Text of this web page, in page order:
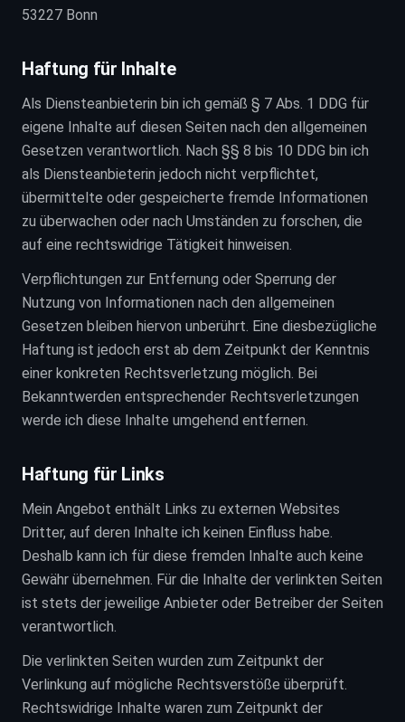
53227 Bonn
Haftung für Inhalte
Als Diensteanbieterin bin ich gemäß § 7 Abs. 1 DDG für
eigene Inhalte auf diesen Seiten nach den allgemeinen
Gesetzen verantwortlich. Nach §§ 8 bis 10 DDG bin ich
als Diensteanbieterin jedoch nicht verpflichtet,
übermittelte oder gespeicherte fremde Informationen
zu überwachen oder nach Umständen zu forschen, die
auf eine rechtswidrige Tätigkeit hinweisen.
Verpflichtungen zur Entfernung oder Sperrung der
Nutzung von Informationen nach den allgemeinen
Gesetzen bleiben hiervon unberührt. Eine diesbezügliche
Haftung ist jedoch erst ab dem Zeitpunkt der Kenntnis
einer konkreten Rechtsverletzung möglich. Bei
Bekanntwerden entsprechender Rechtsverletzungen
werde ich diese Inhalte umgehend entfernen.
Haftung für Links
Mein Angebot enthält Links zu externen Websites
Dritter, auf deren Inhalte ich keinen Einfluss habe.
Deshalb kann ich für diese fremden Inhalte auch keine
Gewähr übernehmen. Für die Inhalte der verlinkten Seiten
ist stets der jeweilige Anbieter oder Betreiber der Seiten
verantwortlich.
Die verlinkten Seiten wurden zum Zeitpunkt der
Verlinkung auf mögliche Rechtsverstöße überprüft.
Rechtswidrige Inhalte waren zum Zeitpunkt der